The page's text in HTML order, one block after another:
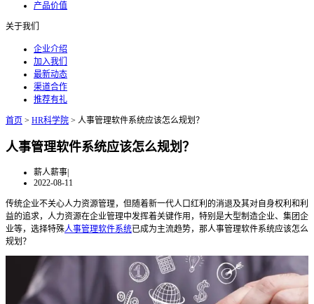
产品价值
关于我们
企业介绍
加入我们
最新动态
渠道合作
推荐有礼
首页 > HR科学院 > 人事管理软件系统应该怎么规划？
人事管理软件系统应该怎么规划？
薪人薪事|
2022-08-11
传统企业不关心人力资源管理，但随着新一代人口红利的消退及其对自身权利和利
益的追求，人力资源在企业管理中发挥着关键作用，特别是大型制造企业、集团企
业等，选择特殊人事管理软件系统已成为主流趋势，那人事管理软件系统应该怎么
规划？